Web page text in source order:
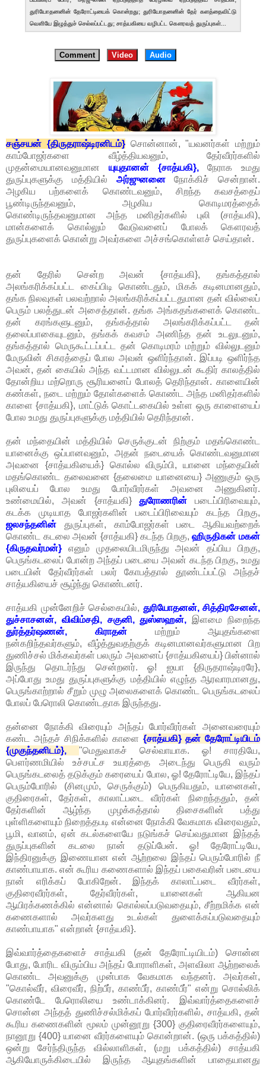
துரியோதனனின் தேரோட்டியைக் கொன்றது; துரியோதனனின் தேர் களத்தைவிட்டு
வெளியே இழுத்துச் செல்லப்பட்டது; சாத்யகியை வழிபட்ட கௌரவத் துருப்புகள்...
Comment Video Audio
சஞ்சயன் {திருதராஷ்டிரனிடம்}சொன்னான், "யவனர்கள் மற்றும்
காம்போஜர்களை வீழ்த்தியவனும், தேர்வீரர்களில்
முதன்மையானவனுமான யுயுதானன் {சாத்யகி},நேராக உமது
துருப்புகளுக்கு மத்தியில் அர்ஜுனனைநோக்கிச் சென்றான்.
அழகிய பற்களைக் கொண்டவனும், சிறந்த கவசத்தைப்
பூண்டிருந்தவனும், அழகிய கொடிமரத்தைக்
கொண்டிருந்தவனுமான அந்த மனிதர்களில் புலி (சாத்யகி),
மான்களைக் கொல்லும் வேடுவனைப் போலக் கௌரவத்
துருப்புகளைக் கொன்று அவர்களை அச்சங்கொள்ளச் செய்தான்.
தன் தேரில் சென்ற அவன் {சாத்யகி}, தங்கத்தால்
அலங்கரிக்கப்பட்ட கைப்பிடி கொண்டதும், மிகக் கடினமானதும்,
தங்க நிலவுகள் பலவற்றால் அலங்கரிக்கப்பட்டதுமான தன் வில்லைப்
பெரும் பலத்துடன் அசைத்தான். தங்க அங்கதங்களைக் கொண்ட
தன் கரங்களுடனும், தங்கத்தால் அலங்கரிக்கப்பட்ட தன்
தலைப்பாகையுடனும், தங்கக் கவசம் அணிந்த தன் உடலுடனும்,
தங்கத்தால் மெருகூட்டப்பட்ட தன் கொடிமரம் மற்றும் வில்லுடனும்
மேருவின் சிகரத்தைப் போல அவன் ஒளிர்ந்தான். இப்படி ஒளிர்ந்த
அவன், தன் கையில் அந்த வட்டமான வில்லுடன் கூதிர் காலத்தில்
தோன்றிய மற்றொரு சூரியனைப் போலத் தெரிந்தான். காளையின்
கண்கள், நடை மற்றும் தோள்களைக் கொண்ட அந்த மனிதர்களில்
காளை {சாத்யகி}, மாட்டுக் கொட்டகையில் உள்ள ஒரு காளையைப்
போல உமது துருப்புகளுக்கு மத்தியில் தெரிந்தான்.
தன் மந்தையின் மத்தியில் செருக்குடன் நிற்கும் மதங்கொண்ட
யானைக்கு ஒப்பானவனும், அதன் நடையைக் கொண்டவனுமான
அவனை {சாத்யகியைக்} கொல்ல விரும்பி, யானை மந்தையின்
மதங்கொண்ட தலைவனை {தலைமை யானையை} அணுகும் ஒரு
புலியைப் போல உமது போர்வீரர்கள் அவனை அணுகினர்.
உண்மையில், அவன் {சாத்யகி}துரோணரின் படைப்பிரிவையும்,
கடக்க முடியாத போஜர்களின் படைப்பிரிவையும் கடந்த பிறகு,
ஜலசந்தனின் துருப்புகள், காம்போஜர்கள் படை ஆகியவற்றைக்
கொண்ட கடலை அவன் {சாத்யகி} கடந்த பிறகு,ஹிருதிகன் மகன்
{கிருதவர்மன்} எனும் முதலையிடமிருந்து அவன் தப்பிய பிறகு,
பெருங்கடலைப் போன்ற அந்தப் படையை அவன் கடந்த பிறகு, உமது
படையின் தேர்வீரர்கள் பலர் கோபத்தால் தூண்டப்பட்டு அந்தச்
சாத்யகியைச் சூழ்ந்து கொண்டனர்.
சாத்யகி முன்னேறிச் செல்கையில், துரியோதனன், சித்திரசேனன்,
துச்சாசனன், விவிம்சதி, சகுனி, துஸ்ஸஹன், இளமை நிறைந்த
துர்த்தர்ஷணன், கிராதன் மற்றும் ஆயுதங்களை
நன்கறிந்தவர்களும், வீழ்த்துவதற்குக் கடினமானவர்களுமான பிற
துணிச்சல் மிக்கவர்கள் பலரும் அவனைப் {சாத்யகியைப்} பின்னால்
இருந்து தொடர்ந்து சென்றனர். ஓ! ஐயா {திருதராஷ்டிரரே},
அப்போது உமது துருப்புகளுக்கு மத்தியில் எழுந்த ஆரவாரமானது,
பெருங்காற்றால் சீறும் முழு அலைகளைக் கொண்ட பெருங்கடலைப்
போலப் பேரொலி கொண்டதாக இருந்தது.
தன்னை நோக்கி விரையும் அந்தப் போர்வீரர்கள் அனைவரையும்
கண்ட அந்தச் சிநிக்களில் காளை {சாத்யகி} தன் தேரோட்டியிடம்
{முகுந்தனிடம்}, "மெதுவாகச் செல்வாயாக. ஓ! சாரதியே,
பௌர்ணமியில் உச்சபட்ச உயரத்தை அடைந்து பெருகி வரும்
பெருங்கடலைத் தடுக்கும் கரையைப் போல, ஓ! தேரோட்டியே, இந்தப்
பெரும்போரில் (சினமும், செருக்கும்) பெருகியதும், யானைகள்,
குதிரைகள், தேர்கள், காலாட்படை வீரர்கள் நிறைந்ததும், தன்
தேர்களின் ஆழ்ந்த முழக்கத்தால் திசைகளின் பத்து
புள்ளிகளையும் நிறைத்தபடி என்னை நோக்கி வேகமாக விரைவதும்,
பூமி, வானம், ஏன் கடல்களையே நடுங்கச் செய்வதுமான இந்தத்
துருப்புகளின் கடலை நான் தடுப்பேன். ஓ! தேரோட்டியே,
இந்திரனுக்கு இணையான என் ஆற்றலை இந்தப் பெரும்போரில் நீ
காண்பாயாக. என் கூரிய கணைகளால் இந்தப் பகைவரின் படையை
நான் எரிக்கப் போகிறேன். இந்தக் காலாட்படை வீரர்கள்,
குதிரைவீரர்கள், தேர்வீரர்கள், யானைகள் ஆகியன
ஆயிரக்கணக்கில் என்னால் கொல்லப்படுவதையும், சீற்றமிக்க என்
கணைகளால் அவர்களது உடல்கள் துளைக்கப்படுவதையும்
காண்பாயாக" என்றான் {சாத்யகி}.
இவ்வார்த்தைகளைச் சாத்யகி (தன் தேரோட்டியிடம்) சொன்ன
போது, போரிட விரும்பிய அந்தப் போராளிகள், அளவிலா ஆற்றலைக்
கொண்ட அவனுக்கு முன்பாக வேகமாக வந்தனர். அவர்கள்,
"கொல்வீர், விரைவீர், நிற்பீர், காண்பீர், காண்பீர்" என்று சொல்லிக்
கொண்டே பேரொலியை உண்டாக்கினர். இவ்வார்த்தைகளைச்
சொன்ன அந்தத் துணிச்சல்மிக்கப் போர்வீரர்களில், சாத்யகி, தன்
கூரிய கணைகளின் மூலம் முன்னூறு {300} குதிரைவீரர்களையும்,
நானூறு {400} யானை வீரர்களையும் கொன்றான். (ஒரு பக்கத்தில்)
ஒன்று சேர்ந்திருந்த வில்லாளிகள், (மறு பக்கத்தில்) சாத்யகி
ஆகியோருக்கிடையில் இருந்த ஆயுதங்களின் பாதையானது